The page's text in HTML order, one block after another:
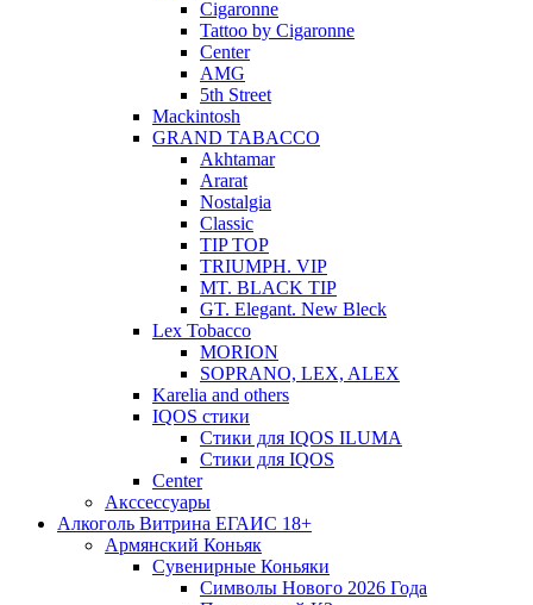
Cigaronne
Tattoo by Cigaronne
Center
AMG
5th Street
Mackintosh
GRAND TABACCO
Akhtamar
Ararat
Nostalgia
Classic
TIP TOP
TRIUMPH. VIP
MT. BLACK TIP
GT. Elegant. New Bleck
Lex Tobacco
MORION
SOPRANO, LEX, ALEX
Karelia and others
IQOS стики
Стики для IQOS ILUMA
Стики для IQOS
Сenter
Акссессуары
Алкоголь Витрина ЕГАИС 18+
Армянский Коньяк
Сувенирные Коньяки
Символы Нового 2026 Года